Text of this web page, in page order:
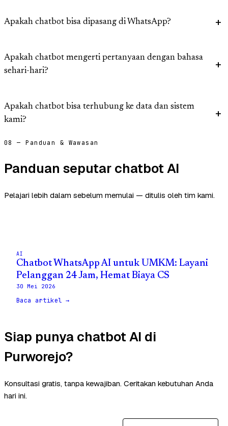
Apakah chatbot bisa dipasang di WhatsApp?
Apakah chatbot mengerti pertanyaan dengan bahasa
sehari-hari?
Apakah chatbot bisa terhubung ke data dan sistem
kami?
08 — Panduan & Wawasan
Panduan seputar chatbot AI
Pelajari lebih dalam sebelum memulai — ditulis oleh tim kami.
AI
Chatbot WhatsApp AI untuk UMKM: Layani
Pelanggan 24 Jam, Hemat Biaya CS
30 Mei 2026
Baca artikel →
Siap punya chatbot AI di
Purworejo?
Konsultasi gratis, tanpa kewajiban. Ceritakan kebutuhan Anda
hari ini.